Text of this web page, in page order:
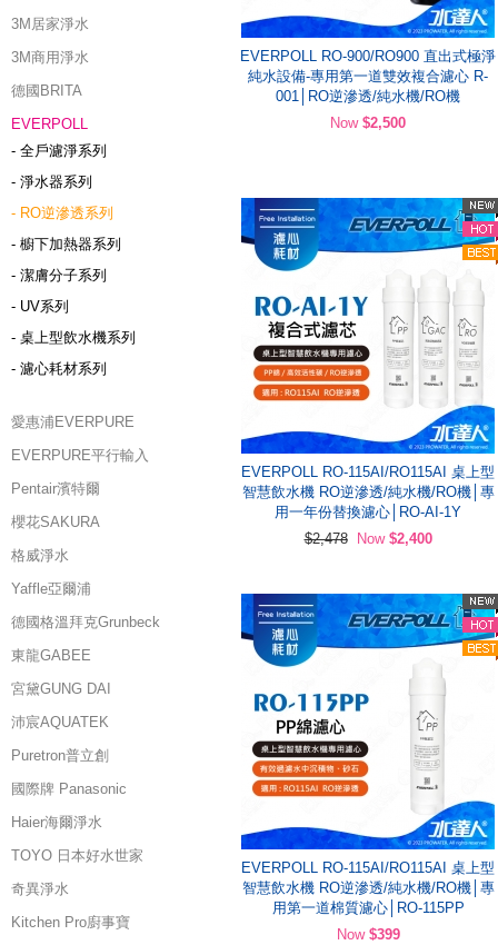
3M居家淨水
3M商用淨水
德國BRITA
EVERPOLL
- 全戶濾淨系列
- 淨水器系列
- RO逆滲透系列
- 櫥下加熱器系列
- 潔膚分子系列
- UV系列
- 桌上型飲水機系列
- 濾心耗材系列
愛惠浦EVERPURE
EVERPURE平行輸入
Pentair濱特爾
櫻花SAKURA
格威淨水
Yaffle亞爾浦
德國格溫拜克Grunbeck
東龍GABEE
宮黛GUNG DAI
沛宸AQUATEK
Puretron普立創
國際牌 Panasonic
Haier海爾淨水
TOYO 日本好水世家
奇異淨水
Kitchen Pro廚事寶
EVERPOLL RO-900/RO900 直出式極淨
純水設備-專用第一道雙效複合濾心 R-
001│RO逆滲透/純水機/RO機
Now $2,500
EVERPOLL RO-115AI/RO115AI 桌上型
智慧飲水機 RO逆滲透/純水機/RO機│專
用一年份替換濾心│RO-AI-1Y
$2,478
Now $2,400
EVERPOLL RO-115AI/RO115AI 桌上型
智慧飲水機 RO逆滲透/純水機/RO機│專
用第一道棉質濾心│RO-115PP
Now $399